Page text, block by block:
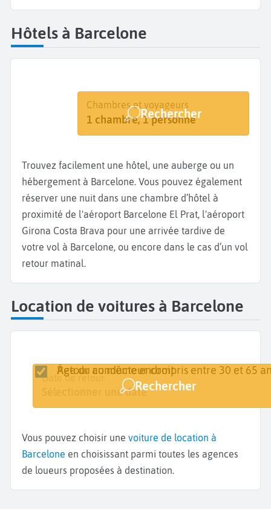
Hôtels à Barcelone
Destination
Barcelone
Dates
Dates de votre séjour
Chambres et voyageurs
1 chambre, 1 personne
Rechercher
Trouvez facilement une hôtel, une auberge ou un
hébergement à Barcelone. Vous pouvez également
réserver une nuit dans une chambre d’hôtel à
proximité de l'aéroport Barcelone El Prat, l'aéroport
Girona Costa Brava pour une arrivée tardive de
votre vol à Barcelone, ou encore dans le cas d’un vol
retour matinal.
Location de voitures à Barcelone
Lieu de retrait
Date de retrait
Sélectionner une date
Date de retour
Sélectionner une date
Retour au même endroit
Âge du conducteur compris entre 30 et 65
Rechercher
Vous pouvez choisir une voiture de location à
Barcelone en choisissant parmi toutes les agences
de loueurs proposées à destination.